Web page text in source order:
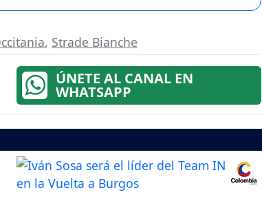
, Strade Bianche
ÚNETE AL CANAL EN
WHATSAPP